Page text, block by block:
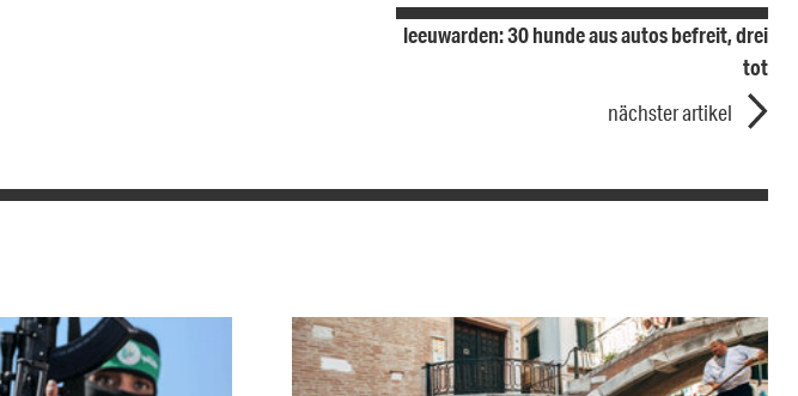
leeuwarden: 30 hunde aus autos befreit, drei
tot
nächster artikel